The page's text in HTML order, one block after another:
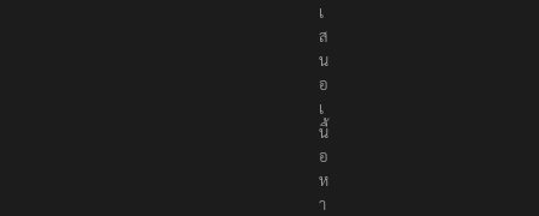
เ
ส
น
อ
เ
นื้
อ
ห
า